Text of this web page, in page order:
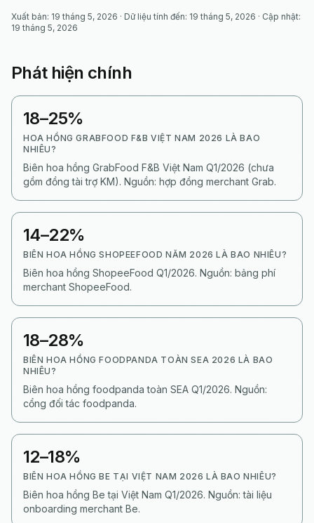
Xuất bản: 19 tháng 5, 2026 · Dữ liệu tính đến: 19 tháng 5, 2026 · Cập nhật:
19 tháng 5, 2026
Phát hiện chính
18–25%
HOA HỒNG GRABFOOD F&B VIỆT NAM 2026 LÀ BAO
NHIÊU?
Biên hoa hồng GrabFood F&B Việt Nam Q1/2026 (chưa
gồm đồng tài trợ KM). Nguồn: hợp đồng merchant Grab.
14–22%
BIÊN HOA HỒNG SHOPEEFOOD NĂM 2026 LÀ BAO NHIÊU?
Biên hoa hồng ShopeeFood Q1/2026. Nguồn: bảng phí
merchant ShopeeFood.
18–28%
BIÊN HOA HỒNG FOODPANDA TOÀN SEA 2026 LÀ BAO
NHIÊU?
Biên hoa hồng foodpanda toàn SEA Q1/2026. Nguồn:
cổng đối tác foodpanda.
12–18%
BIÊN HOA HỒNG BE TẠI VIỆT NAM 2026 LÀ BAO NHIÊU?
Biên hoa hồng Be tại Việt Nam Q1/2026. Nguồn: tài liệu
onboarding merchant Be.